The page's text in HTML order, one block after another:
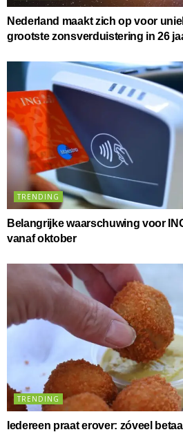
Nederland maakt zich op voor
grootste zonsverduistering in 26
TRENDING
Belangrijke waarschuwing voor
vanaf oktober
TRENDING
Iedereen praat erover: zóveel